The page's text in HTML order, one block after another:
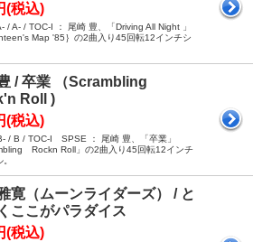
(税込)
/ A- / TOC-I ： 尾崎 豊、「Driving All Night 」
Map '85｝の2曲入り45回転12インチシ
/ 卒業 （Scrambling
Roll )
(税込)
/ B / TOC-I SPSE ： 尾崎 豊、「卒業」
Rockn Roll」の2曲入り45回転12インチ
寛（ムーンライダーズ） / と
ここがパラダイス
(税込)